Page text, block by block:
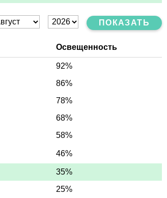
ПОКАЗАТЬ
Освещенность
92%
86%
78%
68%
58%
46%
35%
25%